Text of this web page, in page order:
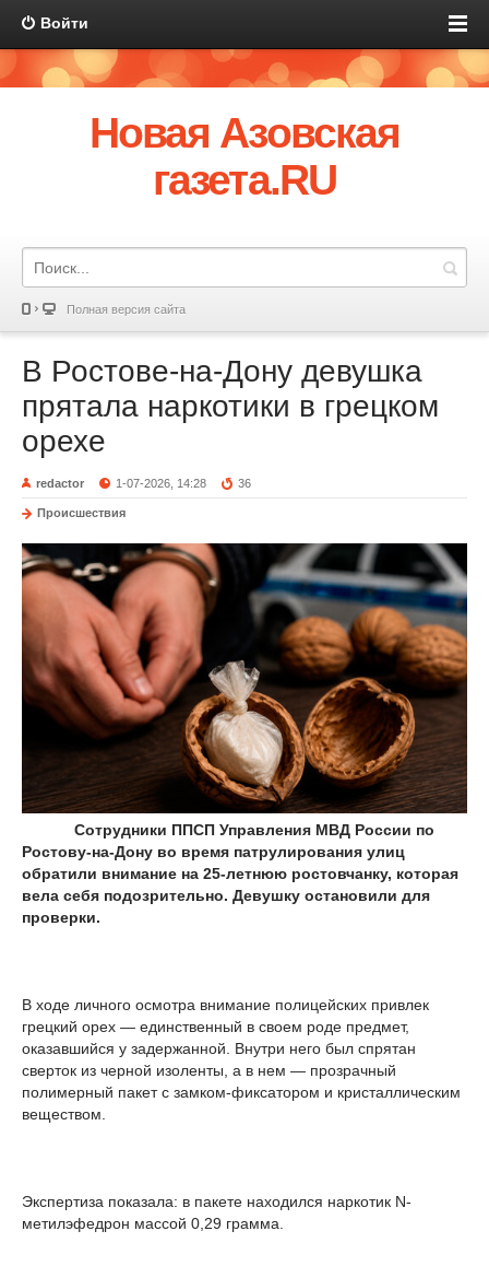
Войти
Новая Азовская
газета.RU
Полная версия сайта
В Ростове-на-Дону девушка
прятала наркотики в грецком
орехе
redactor 1-07-2026, 14:28 36
Происшествия
Сотрудники ППСП Управления МВД России по
Ростову-на-Дону во время патрулирования улиц
обратили внимание на 25-летнюю ростовчанку, которая
вела себя подозрительно. Девушку остановили для
проверки.
В ходе личного осмотра внимание полицейских привлек
грецкий орех — единственный в своем роде предмет,
оказавшийся у задержанной. Внутри него был спрятан
сверток из черной изоленты, а в нем — прозрачный
полимерный пакет с замком-фиксатором и кристаллическим
веществом.
Экспертиза показала: в пакете находился наркотик N-
метилэфедрон массой 0,29 грамма.